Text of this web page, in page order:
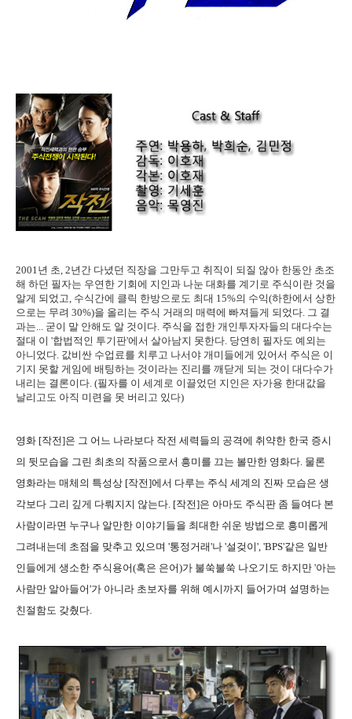
2001년 초, 2년간 다녔던 직장을 그만두고 취직이 되질 않아 한동안 초조
해 하던 필자는 우연한 기회에 지인과 나눈 대화를 계기로 주식이란 것을
알게 되었고, 수식간에 클릭 한방으로도 최대 15%의 수익(하한에서 상한
으로는 무려 30%)을 올리는 주식 거래의 매력에 빠져들게 되었다. 그 결
과는... 굳이 말 안해도 알 것이다. 주식을 접한 개인투자자들의 대다수는
절대 이 '합법적인 투기판'에서 살아남지 못한다. 당연히 필자도 예외는
아니었다. 값비싼 수업료를 치루고 나서야 개미들에게 있어서 주식은 이
기지 못할 게임에 배팅하는 것이라는 진리를 깨닫게 되는 것이 대다수가
내리는 결론이다. (필자를 이 세계로 이끌었던 지인은 자가용 한대값을
날리고도 아직 미련을 못 버리고 있다)
영화 [작전]은 그 어느 나라보다 작전 세력들의 공격에 취약한 한국 증시
의 뒷모습을 그린 최초의 작품으로서 흥미를 끄는 볼만한 영화다. 물론
영화라는 매체의 특성상 [작전]에서 다루는 주식 세계의 진짜 모습은 생
각보다 그리 깊게 다뤄지지 않는다. [작전]은 아마도 주식판 좀 들여다 본
사람이라면 누구나 알만한 이야기들을 최대한 쉬운 방법으로 흥미롭게
그려내는데 초점을 맞추고 있으며 '통정거래'나 '설겆이', 'BPS'같은 일반
인들에게 생소한 주식용어(혹은 은어)가 불쑥불쑥 나오기도 하지만 '아는
사람만 알아들어'가 아니라 초보자를 위해 예시까지 들어가며 설명하는
친절함도 갖췄다.